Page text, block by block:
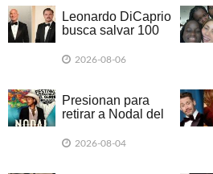
Leonardo DiCaprio
busca salvar 100
de extinción
2026-08-06
Presionan para
retirar a Nodal del
20262026-08-04